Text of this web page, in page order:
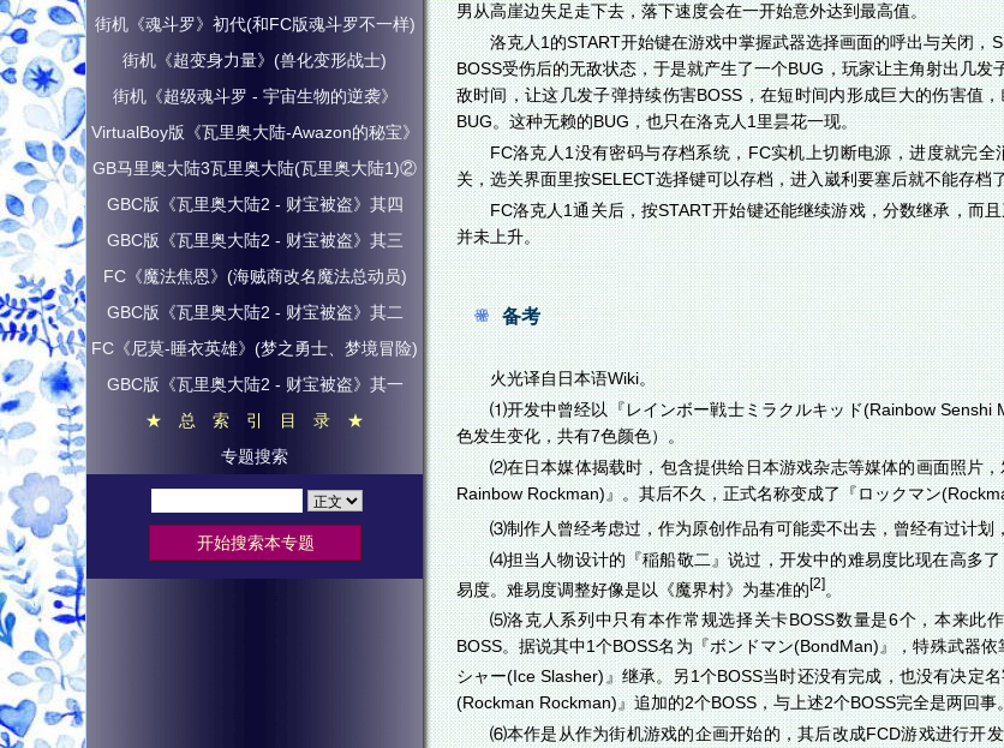
男从高崖边失足走下去，落下速度会在一开始意外达到最高值。
洛克人1的START开始键在游戏中掌握武器选择画面的呼出与关闭
BOSS受伤后的无敌状态，于是就产生了一个BUG，玩家让主角射出几
敌时间，让这几发子弹持续伤害BOSS，在短时间内形成巨大的伤害值
BUG。这种无赖的BUG，也只在洛克人1里昙花一现。
FC洛克人1没有密码与存档系统，FC实机上切断电源，进度就完
关，选关界面里按SELECT选择键可以存档，进入崴利要塞后就不能存档
FC洛克人1通关后，按START开始键还能继续游戏，分数继承，而
并未上升。
备考
火光译自日本语Wiki。
⑴开发中曾经以『レインボー戦士ミラクルキッド(Rainbow Senshi
色发生变化，共有7色颜色）。
⑵在日本媒体揭载时，包含提供给日本游戏杂志等媒体的画面照片
Rainbow Rockman)』。其后不久，正式名称变成了『ロックマン
⑶制作人曾经考虑过，作为原创作品有可能卖不出去，曾经有过计划
⑷担当人物设计的『稲船敬二』说过，开发中的难易度比现在高多
易度。难易度调整好像是以《魔界村》为基准的[2]。
⑸洛克人系列中只有本作常规选择关卡BOSS数量是6个，本来此
BOSS。据说其中1个BOSS名为『ボンドマン(BondMan)』，特殊武器
シャー(Ice Slasher)』继承。另1个BOSS当时还没有完成，也没有决定
(Rockman Rockman)』追加的2个BOSS，与上述2个BOSS完全是两回事
⑹本作是从作为街机游戏的企画开始的，其后改成FCD游戏进行开
街机《魂斗罗》初代(和FC版魂斗罗不一样)
街机《超变身力量》(兽化变形战士)
街机《超级魂斗罗 - 宇宙生物的逆袭》
VirtualBoy版《瓦里奥大陆-Awazon的秘宝》
GB马里奥大陆3瓦里奥大陆(瓦里奥大陆1)②
GBC版《瓦里奥大陆2 - 财宝被盗》其四
GBC版《瓦里奥大陆2 - 财宝被盗》其三
FC《魔法焦恩》(海贼商改名魔法总动员)
GBC版《瓦里奥大陆2 - 财宝被盗》其二
FC《尼莫-睡衣英雄》(梦之勇士、梦境冒险)
GBC版《瓦里奥大陆2 - 财宝被盗》其一
★ 总 索 引 目 录 ★
专题搜索